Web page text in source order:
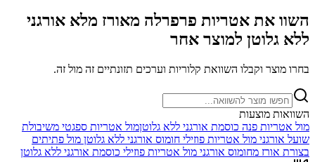
השוו את אטריות פרפרלה מאורז מלא אורגני
ללא גלוטן למוצר אחר
בחרו מוצר וקבלו השוואת קלוריות וערכים תזונתיים זה מול זה.
השוואות מוצעות
מול אטריות פנה כוסמת אורגני ללא גלוטןמול אטריות ספגטי משיבולת
שועל אורגני מול אטריות פוזילי חומוס אורגני ללא גלוטן מול פתיתים
בצורת אורז מחומוס אורגני מול אטריות פוזילי כוסמת אורגני ללא גלוטן